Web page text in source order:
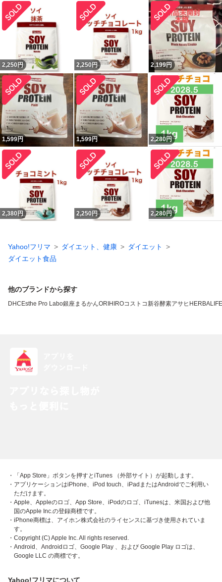
2,250 円 2,250 円 2,199円
1,599円 1,599円 2,280円
2,380 円 2,250 円 2,280円
Yahoo!フリマ ダイエット、健康
ダイエット
ダイエット食品
他のブランドから探す
DHC Esthe Pro Labo銀座まるかんORIHIROコストコ新谷酵素アサヒ
・「App Store」ボタンを押すとiTunes （外部サイト）が起動します。
・アプリケーションはiPhone、iPod touch、iPadまたはAndroidでご利用い
ただけます。
・Apple、Appleのロゴ、App Store、iPodのロゴ、iTunesは、米国および他
国のApple Inc.の登録商標です。
・iPhone商標は、アイホン株式会社のライセンスに基づき使用されていま
す。
・Copyright (C) Apple Inc. All rights reserved.
・Android、Androidロゴ、Google Play 、および Google Play ロゴは、
Google LLC の商標です。
Yahoo!フリマについて